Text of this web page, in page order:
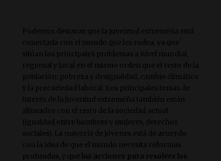
Podemos destacar que la juventud extremeña está
conectada con el mundo que les rodea, ya que
sitúan los principales problemas a nivel mundial,
regional y local en el mismo orden que el resto de la
población: pobreza y desigualdad, cambio climático
y la precariedad laboral. Los principales temas de
interés de la juventud extremeña también están
alineados con el resto de la sociedad actual
(igualdad entre hombres y mujeres, derechos
sociales). La mayoría de jóvenes está de acuerdo
con la idea de que el mundo necesita reformas
profundas, y que las acciones para resolver los